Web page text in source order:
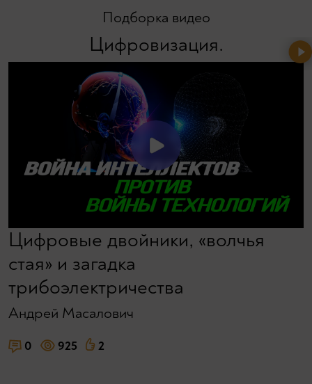
Подборка видео
Цифровизация.
Цифровые двойники, «волчья
стая» и загадка
трибоэлектричества
Андрей Масалович
0 925 2